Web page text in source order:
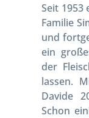
Seit
Familie
und
ein
der
lassen.
Davide
Schon